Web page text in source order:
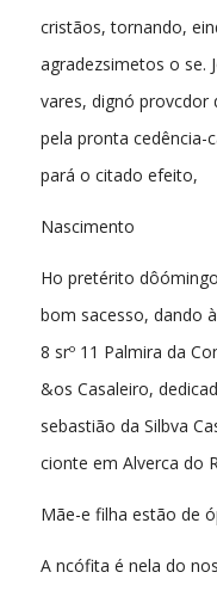
cristãos, tornando,
agradezsimetos o se.
vares, dignó provcdor
pela pronta cedência-
pará o citado efeito,
Nascimento
Ho pretérito
bom sacesso, dando
8 srº 11 Palmira da
&os Casaleiro,
sebastião da Silbva
cionte em Alverca do
Mãe-e filha estão de
A ncófita é nela do